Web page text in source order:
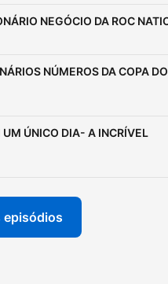
NEGÓCIO DA ROC
NÚMEROS DA COPA DO
UM ÚNICO DIA- A INCRÍVEL
episódios